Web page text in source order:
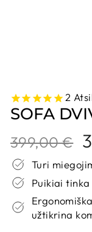
2
SOFA
Kaina
399,00 €
Turi
Puikiai tinka
užtikrina